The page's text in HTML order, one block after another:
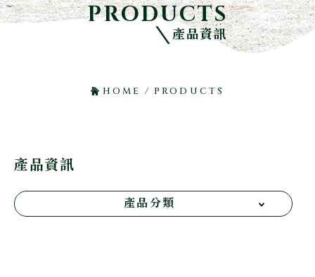
PRODUCTS
產品資訊
HOME / PRODUCTS
產品資訊
產品分類